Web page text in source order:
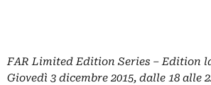
FAR Limited Edition Series – Edition
Giovedì 3 dicembre 2015, dalle 18 alle